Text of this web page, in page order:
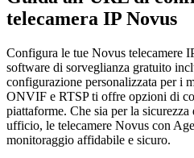
telecamera IP Novus
Configura le tue Novus telecamere
software di sorveglianza gratuito
configurazione personalizzata per i
ONVIF e RTSP ti offre opzioni di
piattaforme. Che sia per la
ufficio, le telecamere Novus con
monitoraggio affidabile e sicuro.